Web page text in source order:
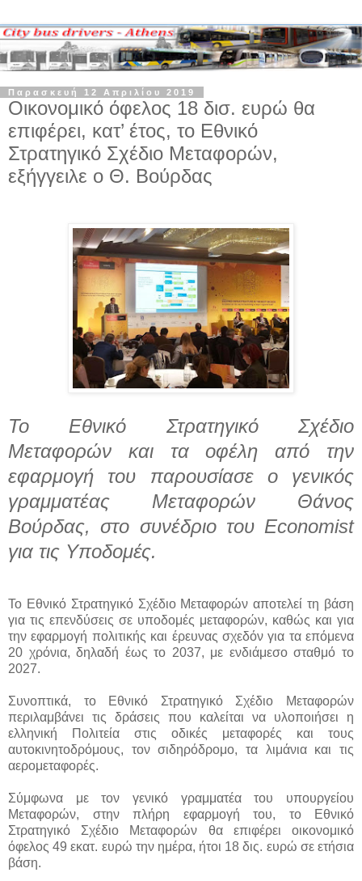
Παρασκευή 12 Απριλίου 2019
Οικονομικό όφελος 18 δισ. ευρώ θα
επιφέρει, κατ’ έτος, το Εθνικό
Στρατηγικό Σχέδιο Μεταφορών,
εξήγγειλε ο Θ. Βούρδας
To Εθνικό Στρατηγικό Σχέδιο
Μεταφορών και τα οφέλη από την
εφαρμογή του παρουσίασε ο γενικός
γραμματέας Μεταφορών Θάνος
Βούρδας, στο συνέδριο του Economist
για τις Υποδομές.
Το Εθνικό Στρατηγικό Σχέδιο Μεταφορών αποτελεί τη βάση
για τις επενδύσεις σε υποδομές μεταφορών, καθώς και για
την εφαρμογή πολιτικής και έρευνας σχεδόν για τα επόμενα
20 χρόνια, δηλαδή έως το 2037, με ενδιάμεσο σταθμό το
2027.
Συνοπτικά, το Εθνικό Στρατηγικό Σχέδιο Μεταφορών
περιλαμβάνει τις δράσεις που καλείται να υλοποιήσει η
ελληνική Πολιτεία στις οδικές μεταφορές και τους
αυτοκινητοδρόμους, τον σιδηρόδρομο, τα λιμάνια και τις
αερομεταφορές.
Σύμφωνα με τον γενικό γραμματέα του υπουργείου
Μεταφορών, στην πλήρη εφαρμογή του, το Εθνικό
Στρατηγικό Σχέδιο Μεταφορών θα επιφέρει οικονομικό
όφελος 49 εκατ. ευρώ την ημέρα, ήτοι 18 δις. ευρώ σε ετήσια
βάση.